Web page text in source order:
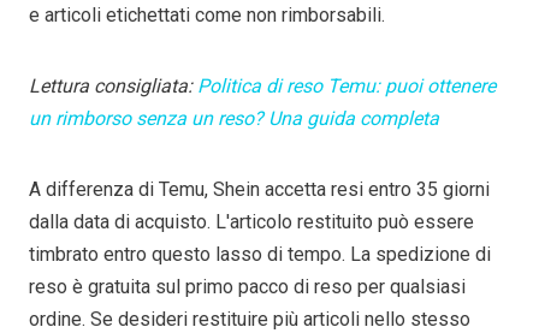
e articoli etichettati come non rimborsabili.
Lettura consigliata: Politica di reso Temu: puoi ottenere
un rimborso senza un reso? Una guida completa
A differenza di Temu, Shein accetta resi entro 35 giorni
dalla data di acquisto. L'articolo restituito può essere
timbrato entro questo lasso di tempo. La spedizione di
reso è gratuita sul primo pacco di reso per qualsiasi
ordine. Se desideri restituire più articoli nello stesso